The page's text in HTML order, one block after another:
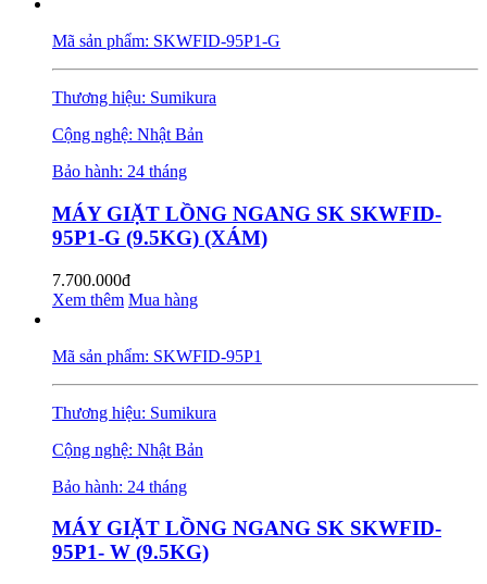
Mã sản phẩm: SKWFID-95P1-G
Thương hiệu: Sumikura
Cộng nghệ: Nhật Bản
Bảo hành: 24 tháng
MÁY GIẶT LỒNG NGANG SK SKWFID-
95P1-G (9.5KG) (XÁM)
7.700.000đ
Xem thêm Mua hàng
Mã sản phẩm: SKWFID-95P1
Thương hiệu: Sumikura
Cộng nghệ: Nhật Bản
Bảo hành: 24 tháng
MÁY GIẶT LỒNG NGANG SK SKWFID-
95P1- W (9.5KG)